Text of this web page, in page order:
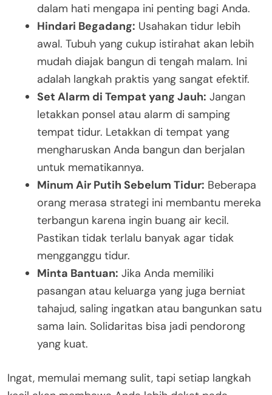
dalam hati mengapa ini penting bagi Anda.
Hindari Begadang: Usahakan tidur lebih
awal. Tubuh yang cukup istirahat akan lebih
mudah diajak bangun di tengah malam. Ini
adalah langkah praktis yang sangat efektif.
Set Alarm di Tempat yang Jauh: Jangan
letakkan ponsel atau alarm di samping
tempat tidur. Letakkan di tempat yang
mengharuskan Anda bangun dan berjalan
untuk mematikannya.
Minum Air Putih Sebelum Tidur: Beberapa
orang merasa strategi ini membantu mereka
terbangun karena ingin buang air kecil.
Pastikan tidak terlalu banyak agar tidak
mengganggu tidur.
Minta Bantuan: Jika Anda memiliki
pasangan atau keluarga yang juga berniat
tahajud, saling ingatkan atau bangunkan satu
sama lain. Solidaritas bisa jadi pendorong
yang kuat.
Ingat, memulai memang sulit, tapi setiap langkah